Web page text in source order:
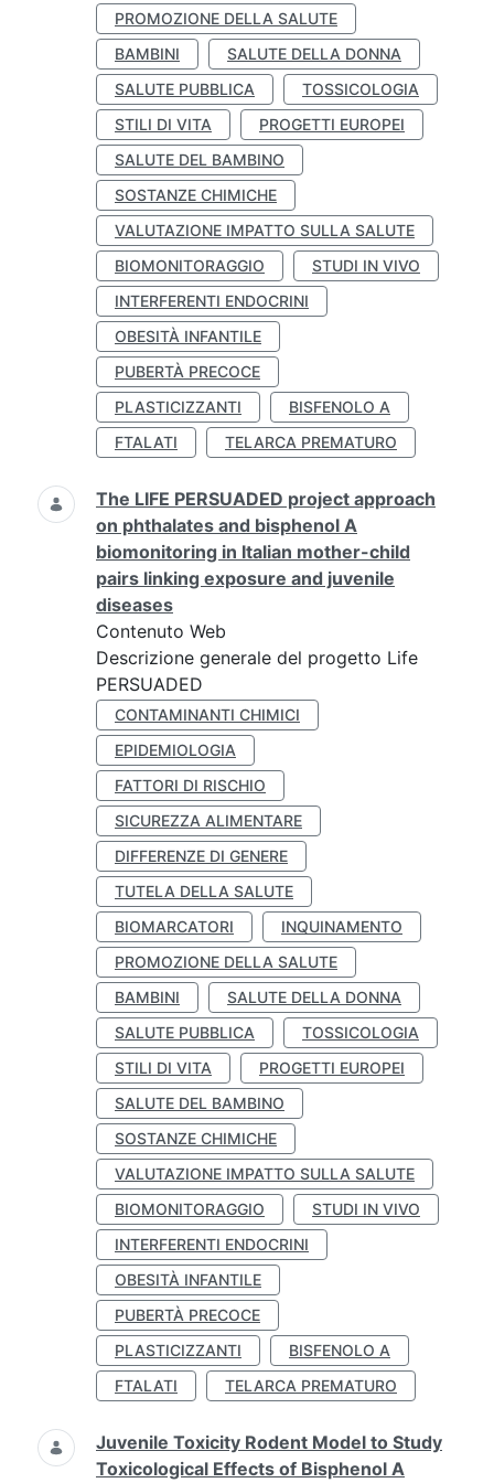
PROMOZIONE DELLA SALUTE
BAMBINI
SALUTE DELLA DONNA
SALUTE PUBBLICA
TOSSICOLOGIA
STILI DI VITA
PROGETTI EUROPEI
SALUTE DEL BAMBINO
SOSTANZE CHIMICHE
VALUTAZIONE IMPATTO SULLA SALUTE
BIOMONITORAGGIO
STUDI IN VIVO
INTERFERENTI ENDOCRINI
OBESITÀ INFANTILE
PUBERTÀ PRECOCE
PLASTICIZZANTI
BISFENOLO A
FTALATI
TELARCA PREMATURO
The LIFE PERSUADED project approach
on phthalates and bisphenol A
biomonitoring in Italian mother-child
pairs linking exposure and juvenile
diseases
Contenuto Web
Descrizione generale del progetto Life
PERSUADED
CONTAMINANTI CHIMICI
EPIDEMIOLOGIA
FATTORI DI RISCHIO
SICUREZZA ALIMENTARE
DIFFERENZE DI GENERE
TUTELA DELLA SALUTE
BIOMARCATORI
INQUINAMENTO
PROMOZIONE DELLA SALUTE
BAMBINI
SALUTE DELLA DONNA
SALUTE PUBBLICA
TOSSICOLOGIA
STILI DI VITA
PROGETTI EUROPEI
SALUTE DEL BAMBINO
SOSTANZE CHIMICHE
VALUTAZIONE IMPATTO SULLA SALUTE
BIOMONITORAGGIO
STUDI IN VIVO
INTERFERENTI ENDOCRINI
OBESITÀ INFANTILE
PUBERTÀ PRECOCE
PLASTICIZZANTI
BISFENOLO A
FTALATI
TELARCA PREMATURO
Juvenile Toxicity Rodent Model to Study
Toxicological Effects of Bisphenol A